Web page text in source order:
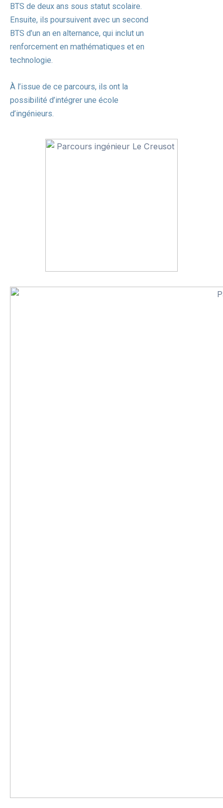
BTS de deux ans sous statut scolaire.
Ensuite, ils poursuivent avec un second
BTS d’un an en alternance, qui inclut un
renforcement en mathématiques et en
technologie.
À l’issue de ce parcours, ils ont la
possibilité d’intégrer une école
d’ingénieurs.